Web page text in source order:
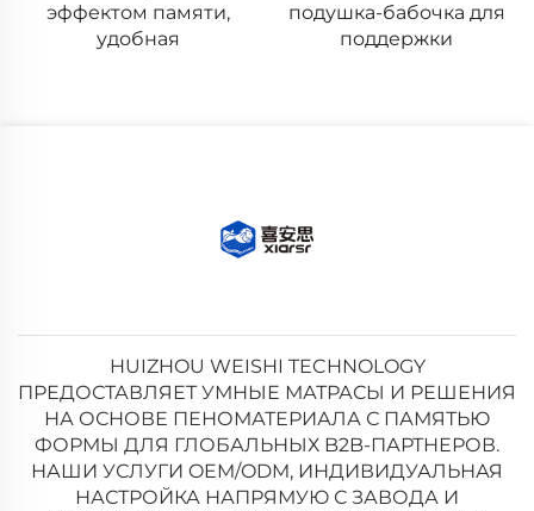
эффектом памяти,
удобная
подушка-бабочка для
поддержки
HUIZHOU WEISHI TECHNOLOGY
ПРЕДОСТАВЛЯЕТ УМНЫЕ МАТРАСЫ И РЕШЕНИЯ
НА ОСНОВЕ ПЕНОМАТЕРИАЛА С ПАМЯТЬЮ
ФОРМЫ ДЛЯ ГЛОБАЛЬНЫХ B2B-ПАРТНЕРОВ.
НАШИ УСЛУГИ OEM/ODM, ИНДИВИДУАЛЬНАЯ
НАСТРОЙКА НАПРЯМУЮ С ЗАВОДА И